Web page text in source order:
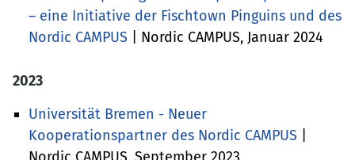
– eine Initiative der Fischtown Pinguins und des
Nordic CAMPUS | Nordic CAMPUS, Januar 2024
2023
Universität Bremen - Neuer
Kooperationspartner des Nordic CAMPUS